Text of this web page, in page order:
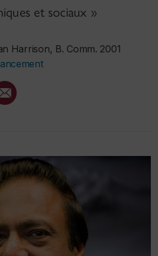
et sociaux »
Harrison, B. Comm. 2001